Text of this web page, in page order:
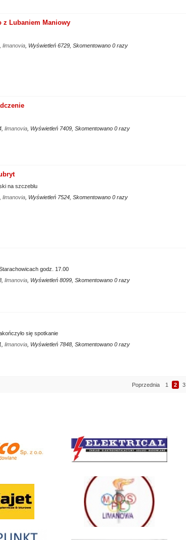
z Lubaniem Maniowy
limanovia, Wyświetleń 6729, Skomentowano 0 razy
limanovia, Wyświetleń 7409, Skomentowano 0 razy
na szczeblu
limanovia, Wyświetleń 7524, Skomentowano 0 razy
godz. 17.00
limanovia, Wyświetleń 8099, Skomentowano 0 razy
się spotkanie
limanovia, Wyświetleń 7848, Skomentowano 0 razy
Poprzednia 1 2 3